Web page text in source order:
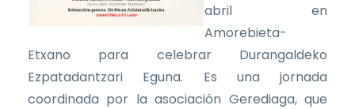
abril en
Amorebieta-
Etxano para celebrar Durangaldeko
Ezpatadantzari Eguna. Es una jornada
coordinada por la asociación Gerediaga, que